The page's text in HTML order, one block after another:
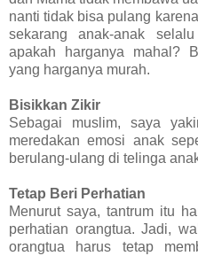
nanti tidak bisa pulang
sekarang anak-anak
apakah harganya mahal?
yang harganya murah.
Bisikkan Zikir
Sebagai muslim, saya
meredakan emosi anak
berulang-ulang di telinga
Tetap Beri Perhatian
Menurut saya, tantrum itu
perhatian orangtua. Jadi,
orangtua harus tetap